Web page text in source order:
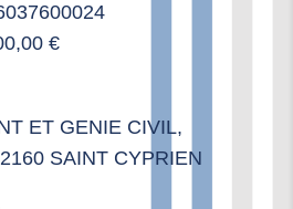
€
ET GENIE CIVIL,
SAINT CYPRIEN